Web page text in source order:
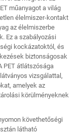
műanyagot a világ
élelmiszer-kontakt
az élelmiszerbe
Ez a szabályozási
kockázatoktól, és
biztonságosak
PET átlátszósága
vizsgálattal,
amelyek az
körülményeknek
követhetőségi
látható